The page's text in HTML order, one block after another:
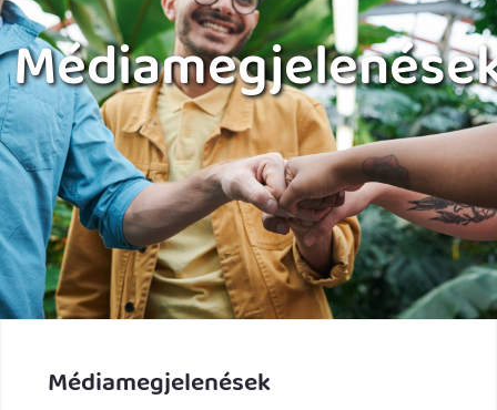
Médiamegjelenések